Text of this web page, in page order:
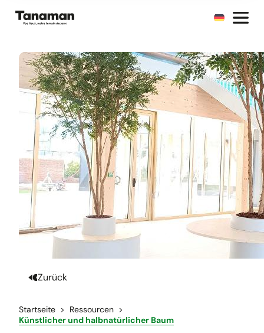
Zurück
Startseite
Ressourcen
Künstlicher und halbnatürlicher Baum